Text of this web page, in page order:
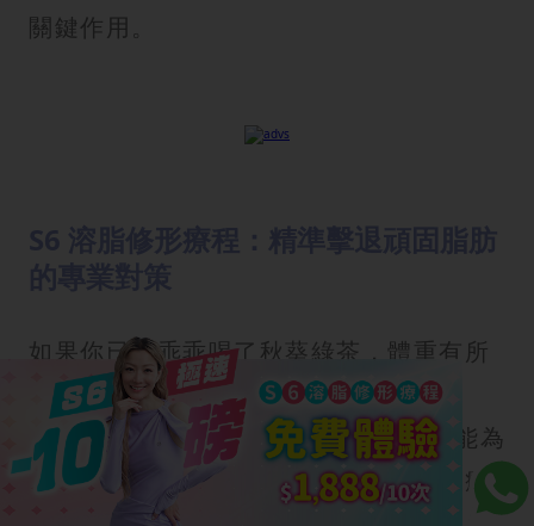
關鍵作用。
如果你已經乖乖喝了秋葵綠茶，體重有所
下降，但對身型線條仍不滿意，New
Beauty 推出的「S6
溶脂 修形療程」能為
你補足最後一塊拼圖，實現真正的修形療